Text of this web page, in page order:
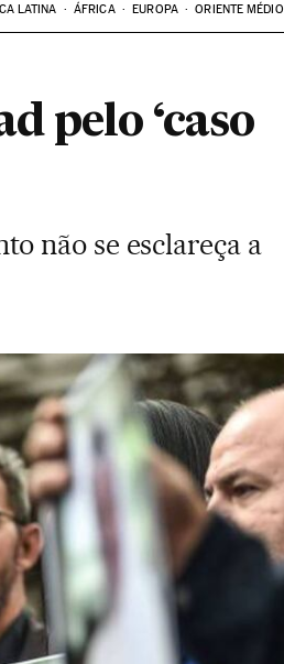
LATINA ÁFRICA EUROPA ORIENTE MÉDIO
pelo ‘caso
não se esclareça a